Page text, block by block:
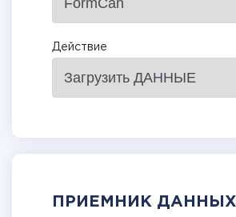
Действие
ПРИЕМНИК ДАННЫХ